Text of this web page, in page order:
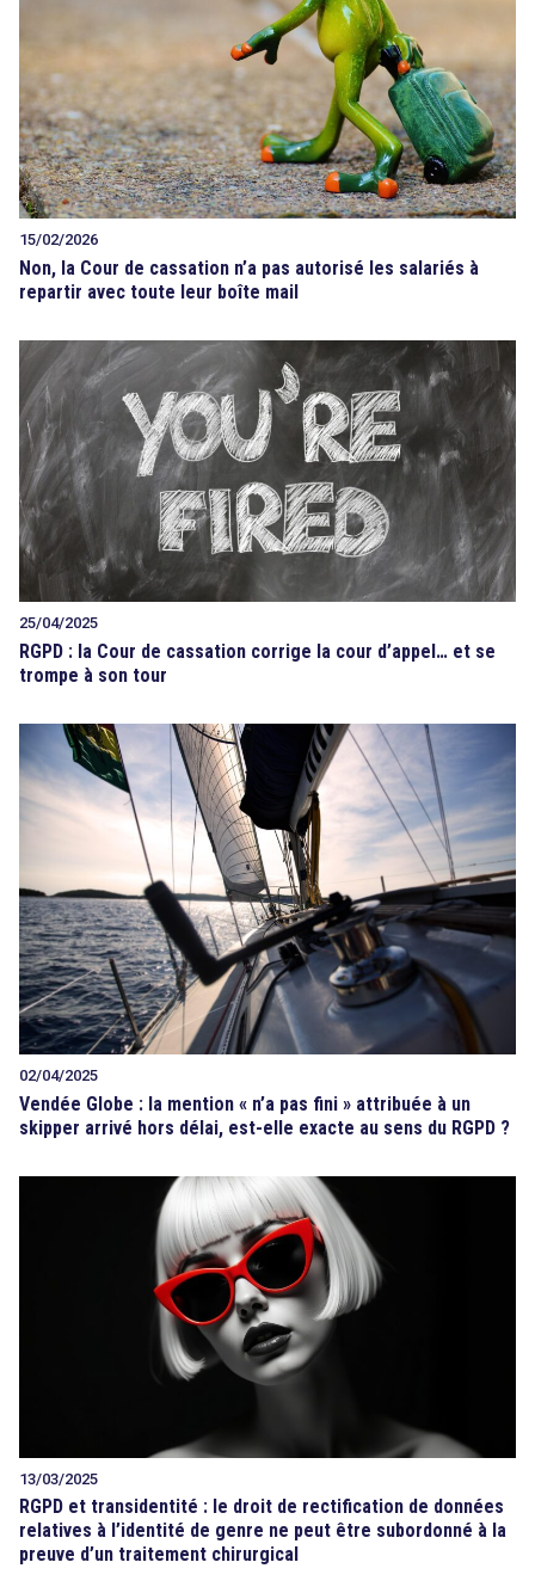
15/02/2026
Non, la Cour de cassation n’a pas autorisé les salariés à
repartir avec toute leur boîte mail
25/04/2025
RGPD : la Cour de cassation corrige la cour d’appel… et se
trompe à son tour
02/04/2025
Vendée Globe : la mention « n’a pas fini » attribuée à un
skipper arrivé hors délai, est-elle exacte au sens du RGPD ?
13/03/2025
RGPD et transidentité : le droit de rectification de données
relatives à l’identité de genre ne peut être subordonné à la
preuve d’un traitement chirurgical